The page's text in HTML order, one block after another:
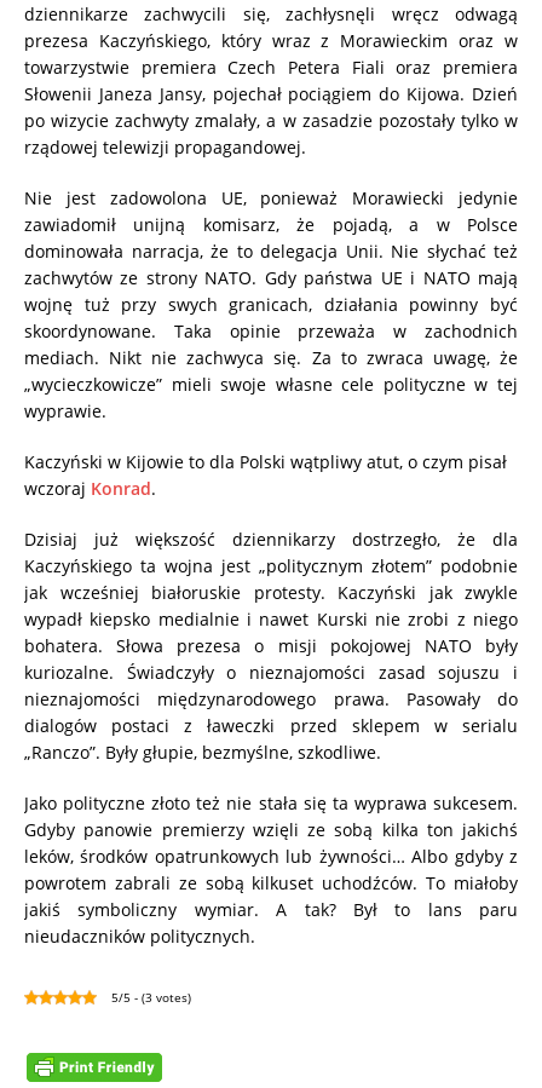
dziennikarze zachwycili się, zachłysnęli wręcz odwagą
prezesa Kaczyńskiego, który wraz z Morawieckim oraz w
towarzystwie premiera Czech Petera Fiali oraz premiera
Słowenii Janeza Jansy, pojechał pociągiem do Kijowa. Dzień
po wizycie zachwyty zmalały, a w zasadzie pozostały tylko w
rządowej telewizji propagandowej.
Nie jest zadowolona UE, ponieważ Morawiecki jedynie
zawiadomił unijną komisarz, że pojadą, a w Polsce
dominowała narracja, że to delegacja Unii. Nie słychać też
zachwytów ze strony NATO. Gdy państwa UE i NATO mają
wojnę tuż przy swych granicach, działania powinny być
skoordynowane. Taka opinie przeważa w zachodnich
mediach. Nikt nie zachwyca się. Za to zwraca uwagę, że
„wycieczkowicze” mieli swoje własne cele polityczne w tej
wyprawie.
Kaczyński w Kijowie to dla Polski wątpliwy atut, o czym pisał
wczoraj Konrad.
Dzisiaj już większość dziennikarzy dostrzegło, że dla
Kaczyńskiego ta wojna jest „politycznym złotem” podobnie
jak wcześniej białoruskie protesty. Kaczyński jak zwykle
wypadł kiepsko medialnie i nawet Kurski nie zrobi z niego
bohatera. Słowa prezesa o misji pokojowej NATO były
kuriozalne. Świadczyły o nieznajomości zasad sojuszu i
nieznajomości międzynarodowego prawa. Pasowały do
dialogów postaci z ławeczki przed sklepem w serialu
„Ranczo”. Były głupie, bezmyślne, szkodliwe.
Jako polityczne złoto też nie stała się ta wyprawa sukcesem.
Gdyby panowie premierzy wzięli ze sobą kilka ton jakichś
leków, środków opatrunkowych lub żywności… Albo gdyby z
powrotem zabrali ze sobą kilkuset uchodźców. To miałoby
jakiś symboliczny wymiar. A tak? Był to lans paru
nieudaczników politycznych.
5/5 - (3 votes)